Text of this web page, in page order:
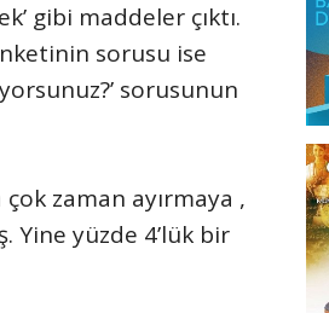
gibi maddeler çıktı.
sorusu ise
sorusunun
zaman ayırmaya ,
Yine yüzde 4’lük bir